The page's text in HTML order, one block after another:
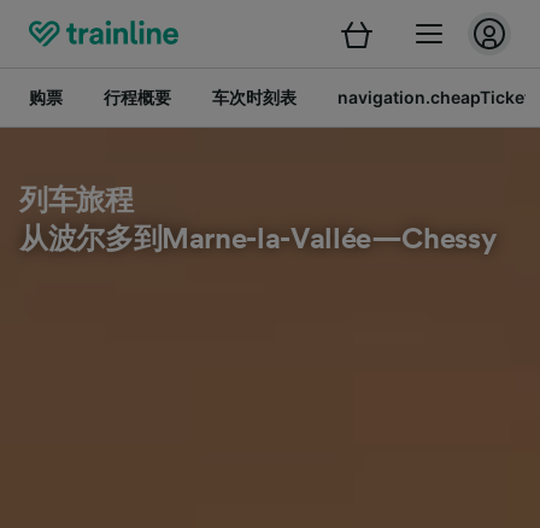
购票 行程概要 车次时刻表 navigation.cheapTickets
列车旅程
从波尔多到Marne-la-Vallée—Chessy